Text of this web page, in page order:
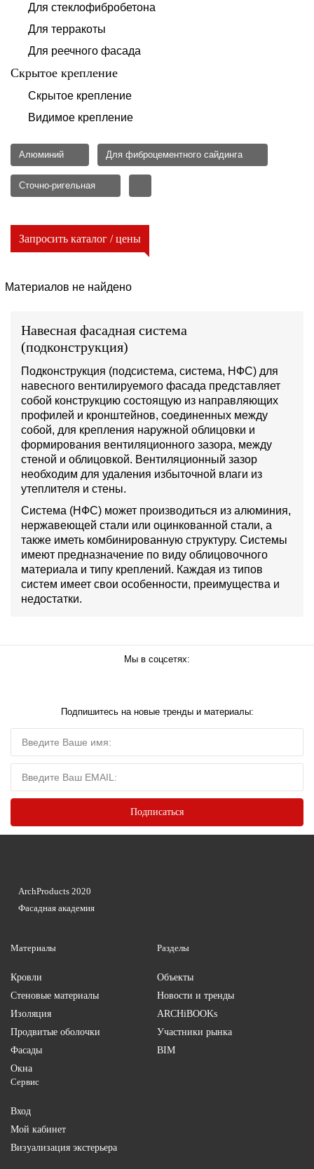
Для стеклофибробетона
Для терракоты
Для реечного фасада
Скрытое крепление
Скрытое крепление
Видимое крепление
Алюминий Для фиброцементного сайдинга
Сточно-ригельная
Запросить каталог / цены
Материалов не найдено
Навесная фасадная система
(подконструкция)
Подконструкция (подсистема, система, НФС) для
навесного вентилируемого фасада представляет
собой конструкцию состоящую из направляющих
профилей и кронштейнов, соединенных между
собой, для крепления наружной облицовки и
формирования вентиляционного зазора, между
стеной и облицовкой. Вентиляционный зазор
необходим для удаления избыточной влаги из
утеплителя и стены.
Система (НФС) может производиться из алюминия,
нержавеющей стали или оцинкованной стали, а
также иметь комбинированную структуру. Системы
имеют предназначение по виду облицовочного
материала и типу креплений. Каждая из типов
систем имеет свои особенности, преимущества и
недостатки.
Мы в соцсетях:
Подпишитесь на новые тренды и материалы:
Материалы
Кровли
Стеновые материалы
Изоляция
Продвитые оболочки
Фасады
Окна
Разделы
Объекты
Новости и тренды
ARCHiBOOKs
Участники рынка
BIM
Сервис
Вход
Мой кабинет
Визуализация экстерьера
ArchProducts 2020
Фасадная академия